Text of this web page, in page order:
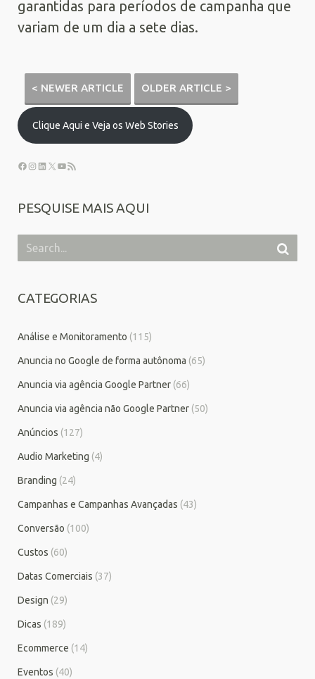
garantidas para períodos de campanha que
variam de um dia a sete dias.
< NEWER ARTICLE OLDER ARTICLE >
Clique Aqui e Veja os Web Stories
PESQUISE MAIS AQUI
CATEGORIAS
Análise e Monitoramento (115)
Anuncia no Google de forma autônoma (65)
Anuncia via agência Google Partner (66)
Anuncia via agência não Google Partner (50)
Anúncios (127)
Audio Marketing (4)
Branding (24)
Campanhas e Campanhas Avançadas (43)
Conversão (100)
Custos (60)
Datas Comerciais (37)
Design (29)
Dicas (189)
Ecommerce (14)
Eventos (40)